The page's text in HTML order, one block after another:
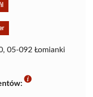
05-092 Łomianki